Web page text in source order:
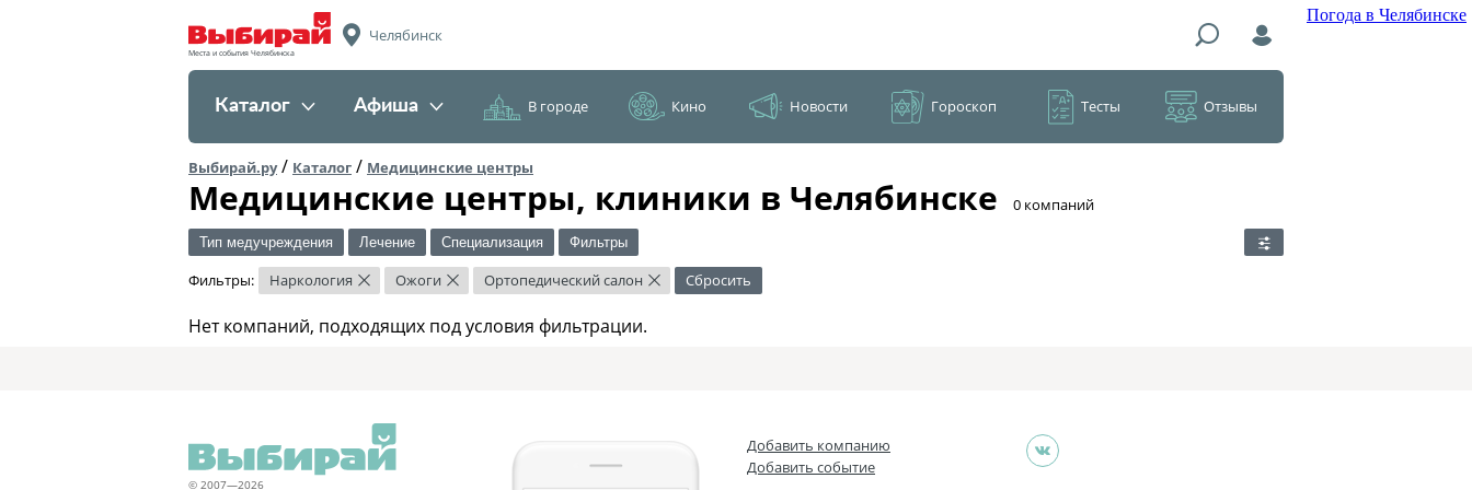
Погода в Челябинске
Места и события Челябинска
Челябинск
Каталог Афиша В городе Кино Новости Гороскоп Тесты Отзывы
Выбирай.ру/ Каталог / Медицинские центры
Медицинские центры, клиники в Челябинске ​0 компаний
Тип медучреждения Лечение Специализация Фильтры
Фильтры: Наркология × Ожоги × Ортопедический салон × Сбросить
Нет компаний, подходящих под условия фильтрации.
© 2007—2026
Добавить компанию
Добавить событие